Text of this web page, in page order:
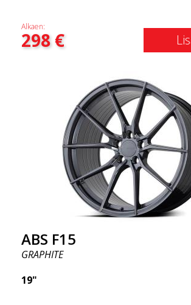
Alkaen:
298€
ABS F15
GRAPHITE
19"